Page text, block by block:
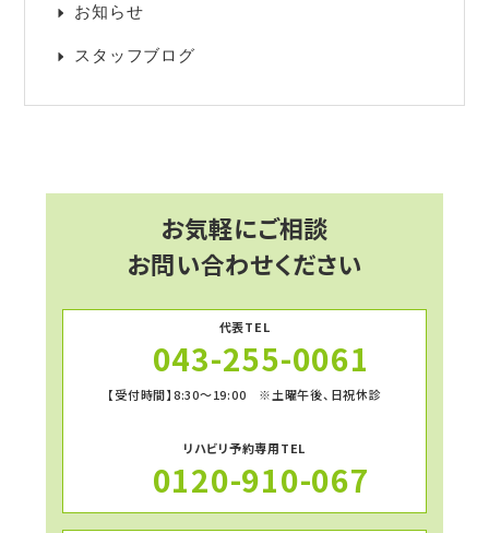
お知らせ
スタッフブログ
お気軽にご相談
お問い合わせください
代表TEL
043-255-0061
【受付時間】8:30～19:00 ※土曜午後、日祝休診
リハビリ予約専用TEL
0120-910-067